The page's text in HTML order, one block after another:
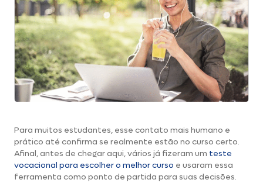
Para muitos estudantes, esse contato mais humano e
prático até confirma se realmente estão no curso certo.
Afinal, antes de chegar aqui, vários já fizeram um teste
vocacional para escolher o melhor curso e usaram essa
ferramenta como ponto de partida para suas decisões.